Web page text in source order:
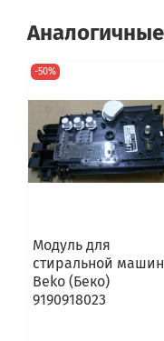
-50%
Модуль для
стиральной
Beko (Беко)
9190918023